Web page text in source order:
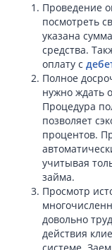
Проведение
посмотреть
указана
средства.
оплату с
Полное
нужно ждать
Процедура
позволяет
процентов.
учитывая
займа.
Просмотр
довольно
действия